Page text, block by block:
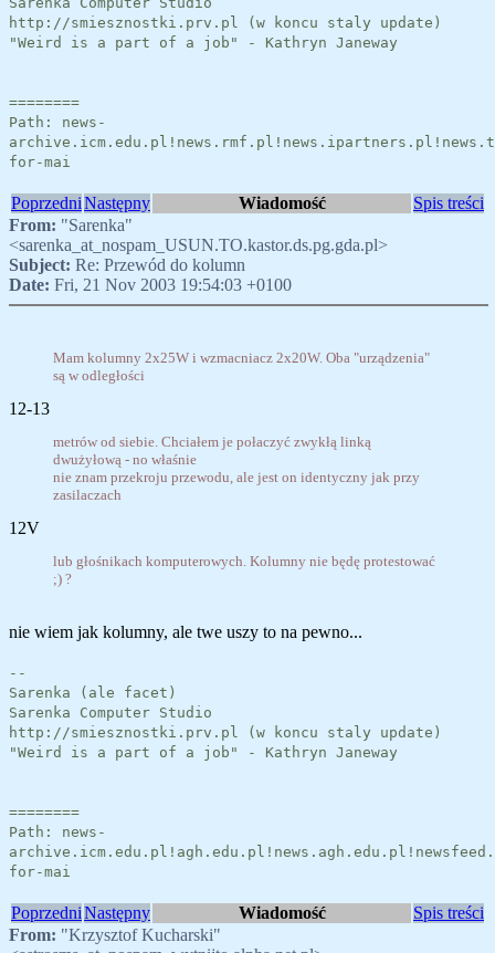
http://smiesznostki.prv.pl (w koncu staly update)
"Weird is a part of a job" - Kathryn Janeway
========
Path: news-
for-mai
PoprzedniNastępny Wiadomość
Spis treści
From: "Sarenka"
<sarenka_at_nospam_USUN.TO.kastor.ds.pg.gda.pl>
Subject: Re: Przewód do kolumn
Date: Fri, 21 Nov 2003 19:54:03 +0100
Mam kolumny 2x25W i wzmacniacz 2x20W. Oba "urządzenia"
są w odległości
12-13
metrów od siebie. Chciałem je połaczyć zwykłą linką
dwużyłową - no właśnie
nie znam przekroju przewodu, ale jest on identyczny jak przy
zasilaczach
12V
lub głośnikach komputerowych. Kolumny nie będę protestować
;) ?
nie wiem jak kolumny, ale twe uszy to na pewno...
--
Sarenka (ale facet)
Sarenka Computer Studio
http://smiesznostki.prv.pl (w koncu staly update)
"Weird is a part of a job" - Kathryn Janeway
========
Path: news-
for-mai
PoprzedniNastępny Wiadomość
Spis treści
From: "Krzysztof Kucharski"